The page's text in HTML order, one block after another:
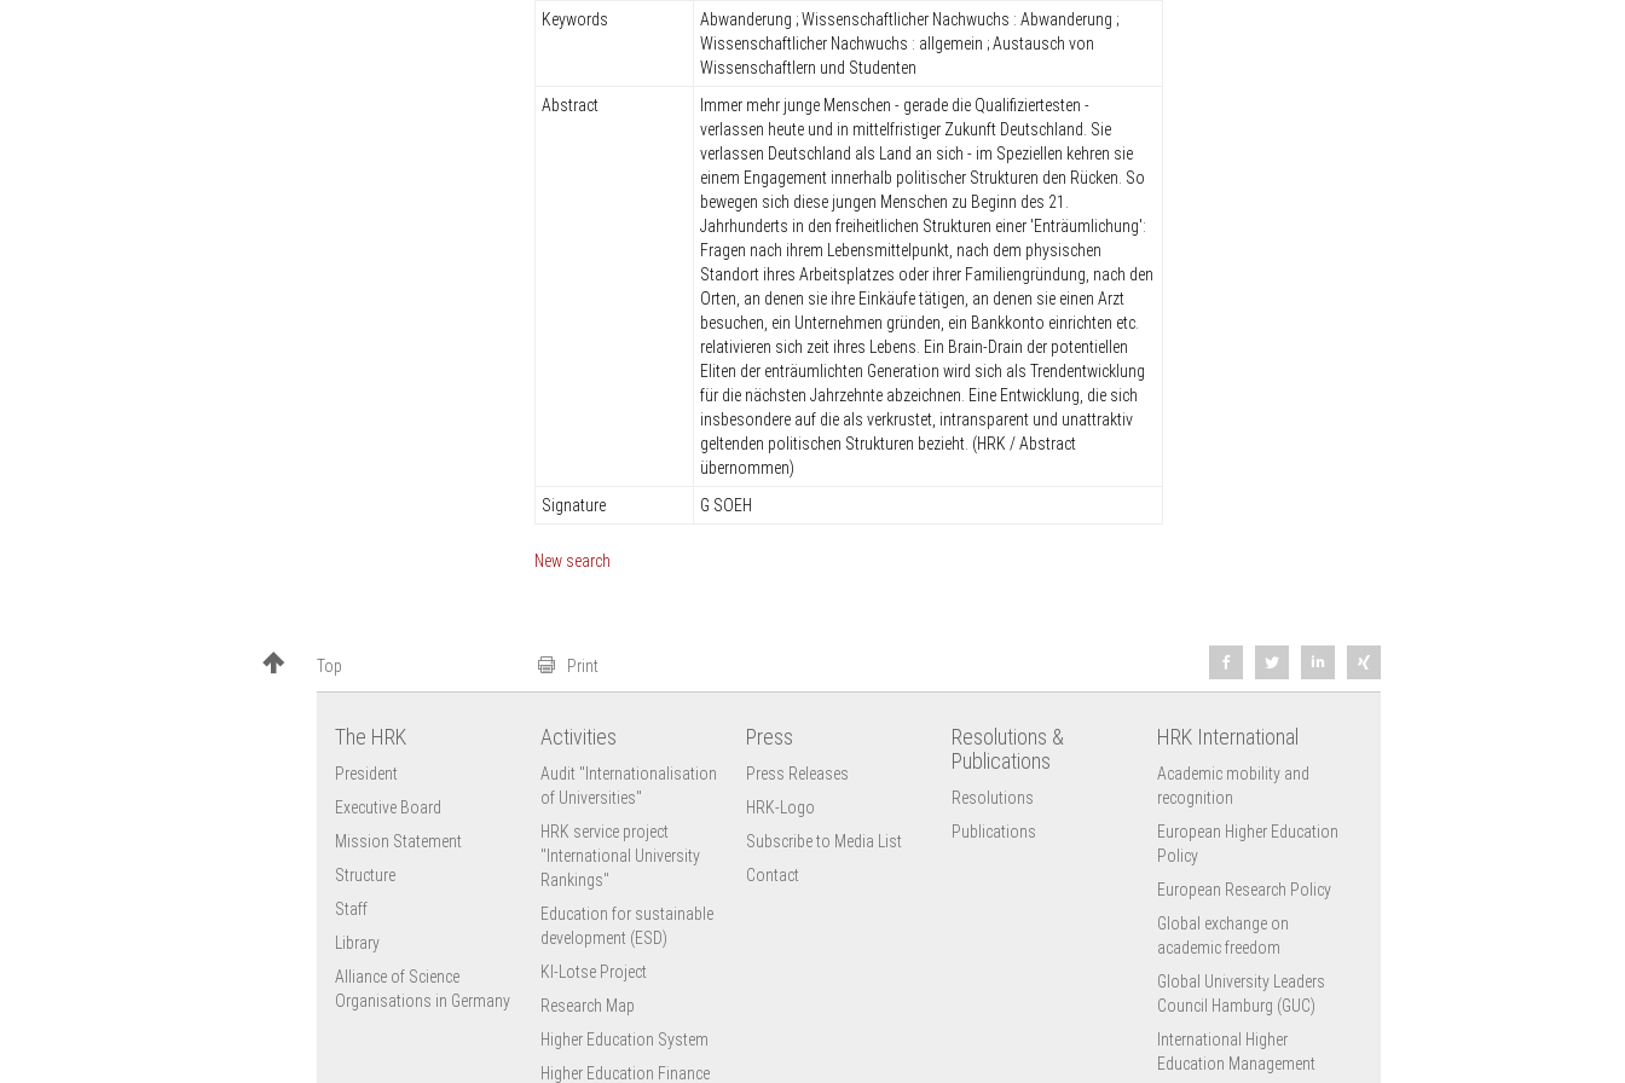
Keywords
Abwanderung ; Wissenschaftlicher Nachwuchs : Abwanderung ;
Wissenschaftlicher Nachwuchs : allgemein ; Austausch von
Wissenschaftlern und Studenten
Abstract
Immer mehr junge Menschen - gerade die Qualifiziertesten -
verlassen heute und in mittelfristiger Zukunft Deutschland. Sie
verlassen Deutschland als Land an sich - im Speziellen kehren sie
einem Engagement innerhalb politischer Strukturen den Rücken. So
bewegen sich diese jungen Menschen zu Beginn des 21.
Jahrhunderts in den freiheitlichen Strukturen einer 'Enträumlichung':
Fragen nach ihrem Lebensmittelpunkt, nach dem physischen
Standort ihres Arbeitsplatzes oder ihrer Familiengründung, nach den
Orten, an denen sie ihre Einkäufe tätigen, an denen sie einen Arzt
besuchen, ein Unternehmen gründen, ein Bankkonto einrichten etc.
relativieren sich zeit ihres Lebens. Ein Brain-Drain der potentiellen
Eliten der enträumlichten Generation wird sich als Trendentwicklung
für die nächsten Jahrzehnte abzeichnen. Eine Entwicklung, die sich
insbesondere auf die als verkrustet, intransparent und unattraktiv
geltenden politischen Strukturen bezieht. (HRK / Abstract
übernommen)
Signature
G SOEH
New search
Top Print
The HRK
President
Executive Board
Mission Statement
Structure
Staff
Library
Alliance of Science
Organisations in Germany
Activities
Audit "Internationalisation
of Universities"
HRK service project
"International University
Rankings"
Education for sustainable
development (ESD)
KI-Lotse Project
Research Map
Higher Education System
Higher Education Finance
Press
Press Releases
HRK-Logo
Subscribe to Media List
Contact
Resolutions &
Publications
Resolutions
Publications
HRK International
Academic mobility and
recognition
European Higher Education
Policy
European Research Policy
Global exchange on
academic freedom
Global University Leaders
Council Hamburg (GUC)
International Higher
Education Management